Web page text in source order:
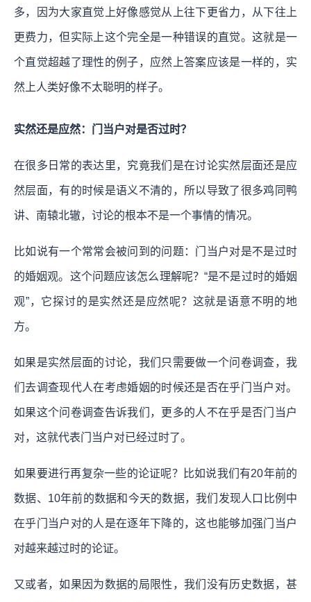
多，因为大家直觉上好像感觉从上往下更省力，从下往上
更费力，但实际上这个完全是一种错误的直觉。这就是一
个直觉超越了理性的例子，应然上答案应该是一样的，实
然上人类好像不太聪明的样子。
实然还是应然：门当户对是否过时？
在很多日常的表达里，究竟我们是在讨论实然层面还是应
然层面，有的时候是语义不清的，所以导致了很多鸡同鸭
讲、南辕北辙，讨论的根本不是一个事情的情况。
比如说有一个常常会被问到的问题：门当户对是不是过时
的婚姻观。这个问题应该怎么理解呢？“是不是过时的婚姻
观”，它探讨的是实然还是应然呢？这就是语意不明的地
方。
如果是实然层面的讨论，我们只需要做一个问卷调查，我
们去调查现代人在考虑婚姻的时候还是否在乎门当户对。
如果这个问卷调查告诉我们，更多的人不在乎是否门当户
对，这就代表门当户对已经过时了。
如果要进行再复杂一些的论证呢？比如说我们有20年前的
数据、10年前的数据和今天的数据，我们发现人口比例中
在乎门当户对的人是在逐年下降的，这也能够加强门当户
对越来越过时的论证。
又或者，如果因为数据的局限性，我们没有历史数据，甚